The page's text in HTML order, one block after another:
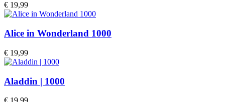
€ 19,99
Alice in Wonderland 1000
€ 19,99
Aladdin | 1000